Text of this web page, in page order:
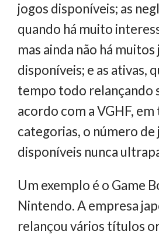
jogos disponíveis; as
quando há muito
mas ainda não há muitos
disponíveis; e as ativas,
tempo todo relançando
acordo com a VGHF,
categorias, o número de
disponíveis nunca
Um exemplo é o Game
Nintendo. A empresa
relançou vários títulos